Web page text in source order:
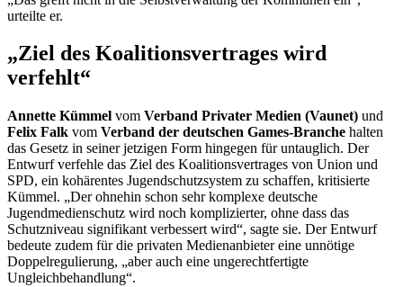
urteilte er.
„Ziel des Koalitionsvertrages wird
verfehlt“
Annette Kümmel vom Verband Privater Medien (Vaunet) und
Felix Falk vom Verband der deutschen Games-Branche halten
das Gesetz in seiner jetzigen Form hingegen für untauglich. Der
Entwurf verfehle das Ziel des Koalitionsvertrages von Union und
SPD, ein kohärentes Jugendschutzsystem zu schaffen, kritisierte
Kümmel. „Der ohnehin schon sehr komplexe deutsche
Jugendmedienschutz wird noch komplizierter, ohne dass das
Schutzniveau signifikant verbessert wird“, sagte sie. Der Entwurf
bedeute zudem für die privaten Medienanbieter eine unnötige
Doppelregulierung, „aber auch eine ungerechtfertigte
Ungleichbehandlung“.